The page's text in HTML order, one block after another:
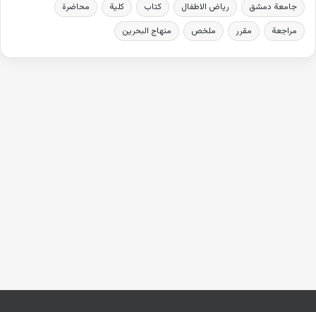
جامعة دمشق
رياض الاطفال كتاب كلية
محاضرة
مراجعة
مقرر ملخص منهاج البحرين